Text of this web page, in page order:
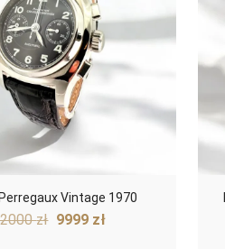
Vintage 1970
zł Pierwotna
9999 złAktualna